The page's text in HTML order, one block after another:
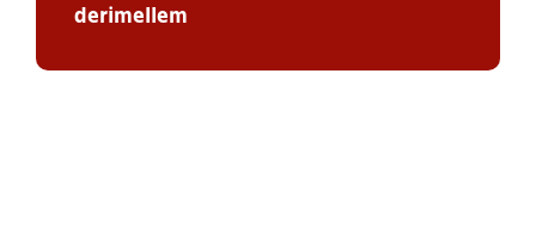
derimellem